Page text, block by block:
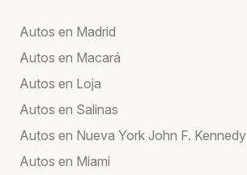
Autos en Madrid
Autos en Macará
Autos en Loja
Autos en Salinas
Autos en Nueva York John F. Kennedy
Autos en Miami